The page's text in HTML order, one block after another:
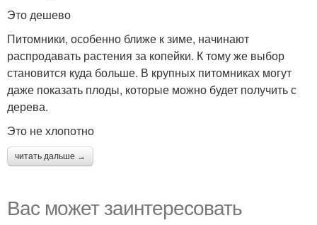
Это дешево
Питомники, особенно ближе к зиме, начинают
распродавать растения за копейки. К тому же выбор
становится куда больше. В крупных питомниках могут
даже показать плоды, которые можно будет получить с
дерева.
Это не хлопотно
читать дальше →
Вас может заинтересовать